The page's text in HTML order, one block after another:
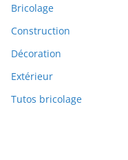
Bricolage
Construction
Décoration
Extérieur
Tutos bricolage